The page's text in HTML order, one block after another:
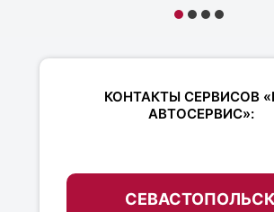
КОНТАКТЫ СЕРВИСОВ
АВТОСЕРВИС»: